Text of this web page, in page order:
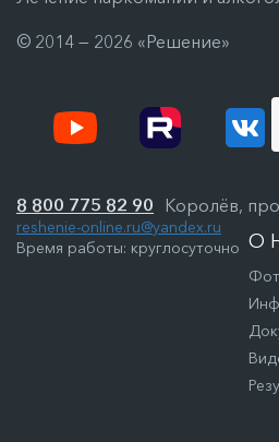
© 2014 — 2026 «Решение»
О
8 800 775 82 90 Королёв,
reshenie-online.ru@yandex.ru
Время работы: круглосуточно